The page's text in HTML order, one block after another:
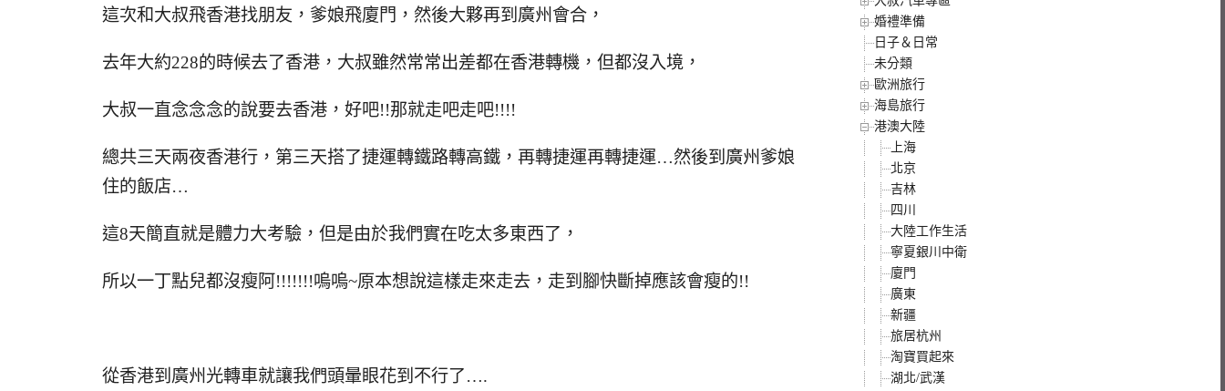
這次和大叔飛香港找朋友，爹娘飛廈門，然後大夥再到廣州會合，
去年大約228的時候去了香港，大叔雖然常常出差都在香港轉機，但都沒入境，
大叔一直念念念的說要去香港，好吧!!那就走吧走吧!!!!
總共三天兩夜香港行，第三天搭了捷運轉鐵路轉高鐵，再轉捷運再轉捷運…然後到廣州爹娘
住的飯店…
這8天簡直就是體力大考驗，但是由於我們實在吃太多東西了，
所以一丁點兒都沒瘦阿!!!!!!!嗚嗚~原本想說這樣走來走去，走到腳快斷掉應該會瘦的!!
從香港到廣州光轉車就讓我們頭暈眼花到不行了….
婚禮準備
日子＆日常
未分類
歐洲旅行
海島旅行
港澳大陸
上海
北京
吉林
四川
大陸工作生活
寧夏銀川中衛
廈門
廣東
新疆
旅居杭州
淘寶買起來
湖北/武漢